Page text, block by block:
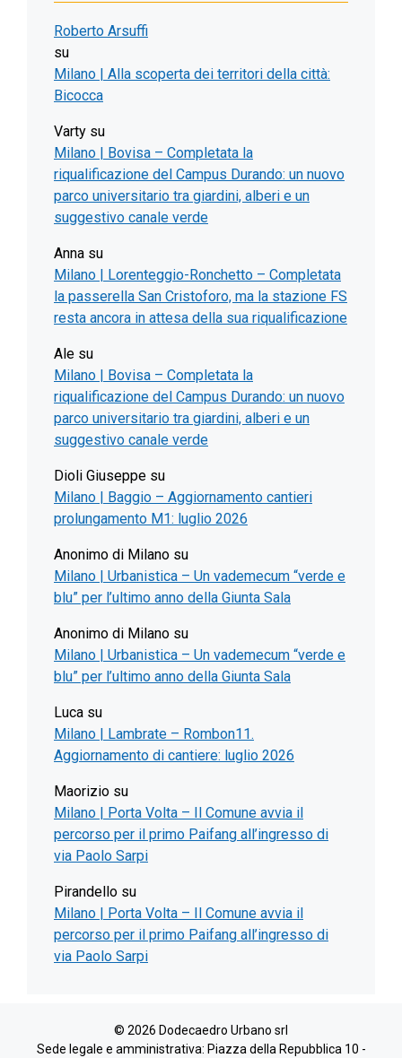
Roberto Arsuffi
su
Milano | Alla scoperta dei territori della città:
Bicocca
Varty su
Milano | Bovisa – Completata la
riqualificazione del Campus Durando: un nuovo
parco universitario tra giardini, alberi e un
suggestivo canale verde
Anna su
Milano | Lorenteggio-Ronchetto – Completata
la passerella San Cristoforo, ma la stazione FS
resta ancora in attesa della sua riqualificazione
Ale su
Milano | Bovisa – Completata la
riqualificazione del Campus Durando: un nuovo
parco universitario tra giardini, alberi e un
suggestivo canale verde
Dioli Giuseppe su
Milano | Baggio – Aggiornamento cantieri
prolungamento M1: luglio 2026
Anonimo di Milano su
Milano | Urbanistica – Un vademecum “verde e
blu” per l’ultimo anno della Giunta Sala
Anonimo di Milano su
Milano | Urbanistica – Un vademecum “verde e
blu” per l’ultimo anno della Giunta Sala
Luca su
Milano | Lambrate – Rombon11.
Aggiornamento di cantiere: luglio 2026
Maorizio su
Milano | Porta Volta – Il Comune avvia il
percorso per il primo Paifang all’ingresso di
via Paolo Sarpi
Pirandello su
Milano | Porta Volta – Il Comune avvia il
percorso per il primo Paifang all’ingresso di
via Paolo Sarpi
© 2026 Dodecaedro Urbano srl
Sede legale e amministrativa: Piazza della Repubblica 10 -